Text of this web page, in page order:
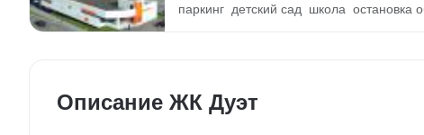
паркинг детский сад школа остановка
Описание ЖК Дуэт